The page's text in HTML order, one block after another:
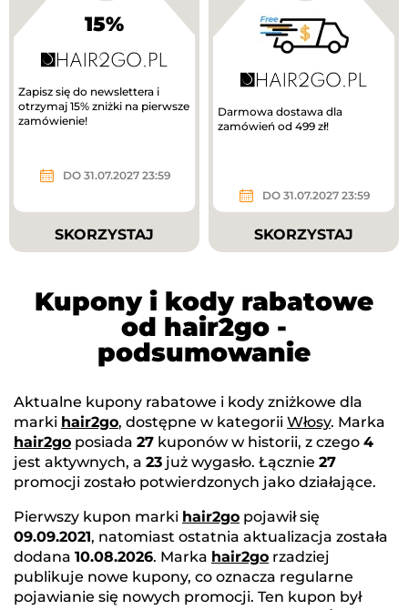
15%
Zapisz się do newslettera i
otrzymaj 15% zniżki na pierwsze
zamówienie!
DO 31.07.2027 23:59
SKORZYSTAJ
Darmowa dostawa dla
zamówień od 499 zł!
DO 31.07.2027 23:59
SKORZYSTAJ
Kupony i kody rabatowe
od hair2go -
podsumowanie
Aktualne kupony rabatowe i kody zniżkowe dla
marki hair2go, dostępne w kategorii Włosy. Marka
hair2go posiada 27 kuponów w historii, z czego 4
jest aktywnych, a 23 już wygasło. Łącznie 27
promocji zostało potwierdzonych jako działające.
Pierwszy kupon marki hair2go pojawił się
09.09.2021, natomiast ostatnia aktualizacja została
dodana 10.08.2026. Marka hair2go rzadziej
publikuje nowe kupony, co oznacza regularne
pojawianie się nowych promocji. Ten kupon był